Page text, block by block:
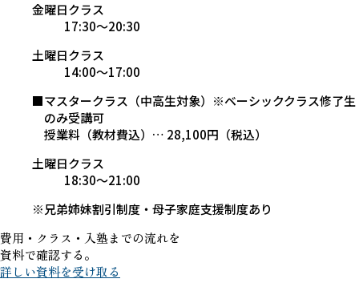
金曜日クラス
17:30～20:30
土曜日クラス
14:00～17:00
■マスタークラス（中高生対象）※ベーシッククラス修了生
のみ受講可
授業料（教材費込）… 28,100円（税込）
土曜日クラス
18:30～21:00
※兄弟姉妹割引制度・母子家庭支援制度あり
費用・クラス・入塾までの流れを
資料で確認する。
詳しい資料を受け取る